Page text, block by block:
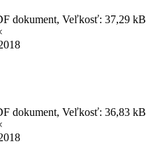
dokument, Veľkosť: 37,29 kB
dokument, Veľkosť: 36,83 kB